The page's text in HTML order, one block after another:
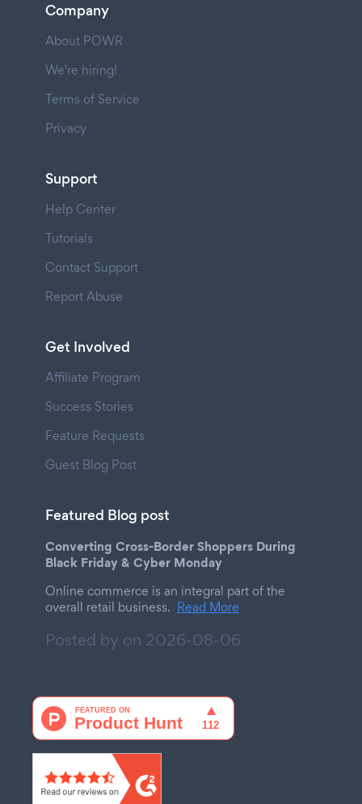
Company
About POWR
We're hiring!
Terms of Service
Privacy
Support
Help Center
Tutorials
Contact Support
Report Abuse
Get Involved
Affiliate Program
Success Stories
Feature Requests
Guest Blog Post
Featured Blog post
Converting Cross-Border Shoppers During
Black Friday & Cyber Monday
Online commerce is an integral part of the
overall retail business. Read More
Posted by on 2026-08-06